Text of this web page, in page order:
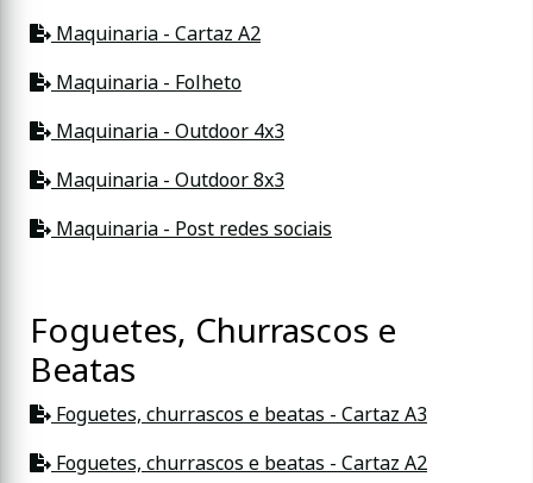
Maquinaria - Cartaz A2
Maquinaria - Folheto
Maquinaria - Outdoor 4x3
Maquinaria - Outdoor 8x3
Maquinaria - Post redes sociais
Foguetes, Churrascos e
Beatas
Foguetes, churrascos e beatas - Cartaz A3
Foguetes, churrascos e beatas - Cartaz A2